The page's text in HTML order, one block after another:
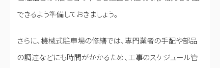
できるよう準備しておきましょう。
さらに、機械式駐車場の修繕では、専門業者の手配や部品
の調達などにも時間がかかるため、工事のスケジュール管